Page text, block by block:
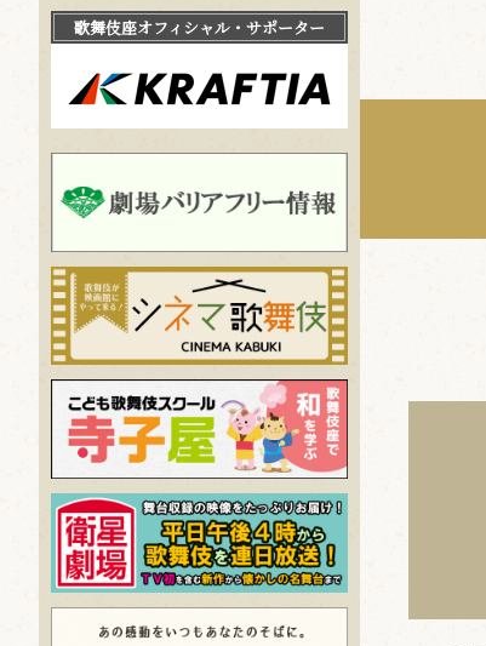
歌舞伎座オフィシャル・サポーター